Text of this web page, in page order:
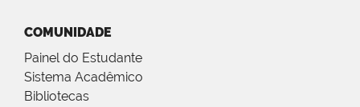
COMUNIDADE
Painel do Estudante
Sistema Acadêmico
Bibliotecas